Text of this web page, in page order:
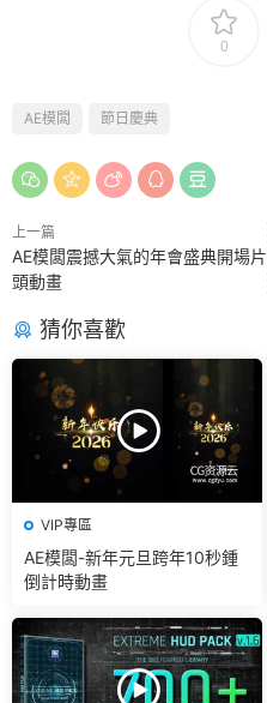
0
AE模闆 節日慶典
上一篇
AE模闆震撼大氣的年會盛典開場片
頭動畫
猜你喜歡
VIP專區
AE模闆-新年元旦跨年10秒鍾
倒計時動畫